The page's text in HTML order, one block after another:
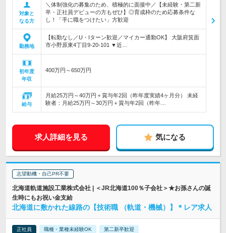
対象と
なる方
＼体制強化の募集のため、積極的に面接中／【未経験・第二新
卒・正社員デビューの方もぜひ】◎育成枠のため応募条件な
し！「手に職をつけたい」方歓迎
勤務地
【転勤なし／U・Iターン歓迎／マイカー通勤OK】 大阪府箕面
市小野原東4丁目9-20-101 ▼近…
初年度
年収
400万円～650万円
給与
月給25万円～40万円＋賞与年2回（昨年度実績4ヶ月分） 未経
験者：月給25万円～30万円＋賞与年2回（昨年…
求人詳細を見る 気になる
志望動機・自己PR不要
北海道軌道施設工業株式会社 | ＜JR北海道100％子会社＞★お孫さんの誕
生時にもお祝い金支給
北海道に敷かれた線路の【技術職 （軌道・機械）】＊レア求人
正社員 職種・業種未経験OK 第二新卒歓迎